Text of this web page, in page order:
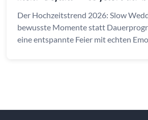
Der Hochzeitstrend 2026: Slow
bewusste Momente statt
eine entspannte Feier mit echten